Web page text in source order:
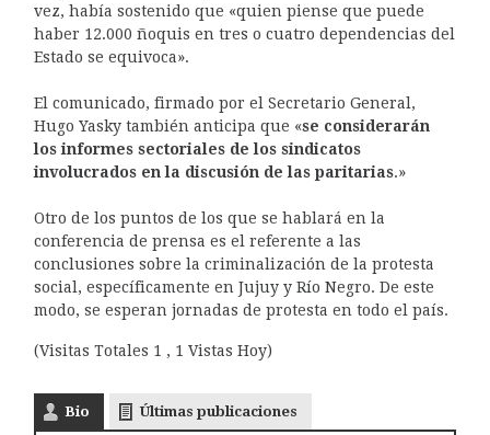
vez, había sostenido que «quien piense que puede
haber 12.000 ñoquis en tres o cuatro dependencias del
Estado se equivoca».
El comunicado, firmado por el Secretario General,
Hugo Yasky también anticipa que «se considerarán
los informes sectoriales de los sindicatos
involucrados en la discusión de las paritarias.»
Otro de los puntos de los que se hablará en la
conferencia de prensa es el referente a las
conclusiones sobre la criminalización de la protesta
social, específicamente en Jujuy y Río Negro. De este
modo, se esperan jornadas de protesta en todo el país.
(Visitas Totales 1 , 1 Vistas Hoy)
Bio Últimas publicaciones